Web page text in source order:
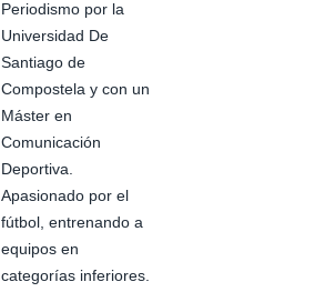
Periodismo por la
Universidad De
Santiago de
Compostela y con un
Máster en
Comunicación
Deportiva.
Apasionado por el
fútbol, entrenando a
equipos en
categorías inferiores.